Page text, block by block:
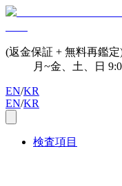
(返金保証 + 無料再鑑定
月~金、土、日
EN/KR
EN/KR
検査項目